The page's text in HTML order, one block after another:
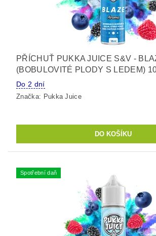
PŘÍCHUŤ PUKKA JUICE S&V -
(BOBULOVITÉ PLODY S LEDEM)
Do 2 dní
Značka: Pukka Juice
Spotřební daň